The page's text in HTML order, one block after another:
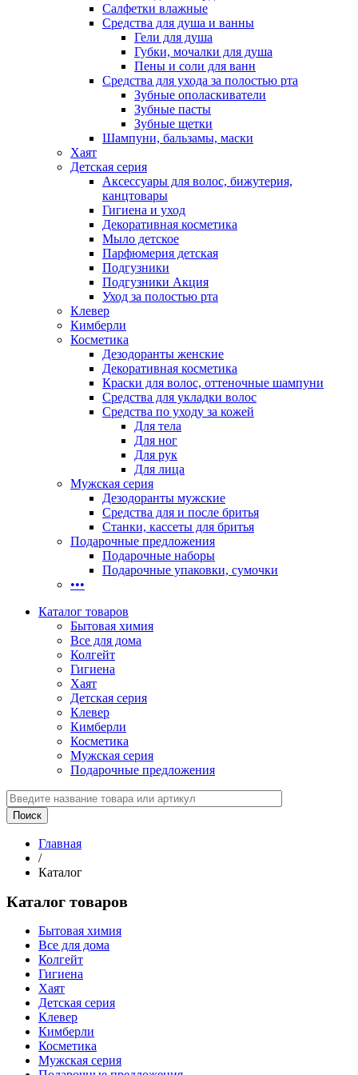
Салфетки влажные
Средства для душа и ванны
Гели для душа
Губки, мочалки для душа
Пены и соли для ванн
Средства для ухода за полостью рта
Зубные ополаскиватели
Зубные пасты
Зубные щетки
Шампуни, бальзамы, маски
Хаят
Детская серия
Аксессуары для волос, бижутерия,
канцтовары
Гигиена и уход
Декоративная косметика
Мыло детское
Парфюмерия детская
Подгузники
Подгузники Акция
Уход за полостью рта
Клевер
Кимберли
Косметика
Дезодоранты женские
Декоративная косметика
Краски для волос, оттеночные шампуни
Средства для укладки волос
Средства по уходу за кожей
Для тела
Для ног
Для рук
Для лица
Мужская серия
Дезодоранты мужские
Средства для и после бритья
Станки, кассеты для бритья
Подарочные предложения
Подарочные наборы
Подарочные упаковки, сумочки
•••
Каталог товаров
Бытовая химия
Все для дома
Колгейт
Гигиена
Хаят
Детская серия
Клевер
Кимберли
Косметика
Мужская серия
Подарочные предложения
Главная
/
Каталог
Каталог товаров
Бытовая химия
Все для дома
Колгейт
Гигиена
Хаят
Детская серия
Клевер
Кимберли
Косметика
Мужская серия